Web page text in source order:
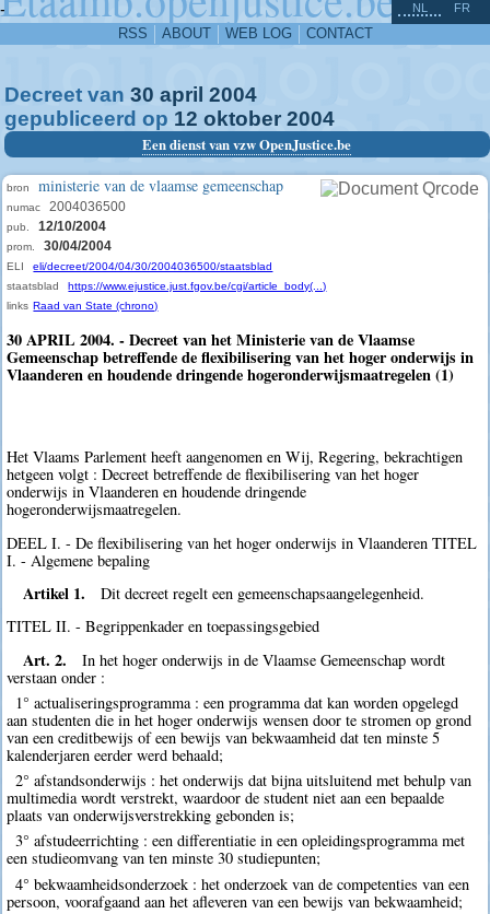
-
RSS ABOUT WEB LOG CONTACT
NL FR
Decreet van 30 april 2004
gepubliceerd op 12 oktober 2004
Een dienst van vzw OpenJustice.be
bron ministerie van de vlaamse gemeenschap
numac 2004036500
pub. 12/10/2004
prom. 30/04/2004
ELI
eli/decreet/2004/04/30/2004036500/staatsblad
staatsblad
https://www.ejustice.just.fgov.be/cgi/article_body(...)
links Raad van State (chrono)
30 APRIL 2004. - Decreet van het Ministerie van de Vlaamse
Gemeenschap betreffende de flexibilisering van het hoger onderwijs in
Vlaanderen en houdende dringende hogeronderwijsmaatregelen (1)
Het Vlaams Parlement heeft aangenomen en Wij, Regering, bekrachtigen
hetgeen volgt : Decreet betreffende de flexibilisering van het hoger
onderwijs in Vlaanderen en houdende dringende
hogeronderwijsmaatregelen.
DEEL I. - De flexibilisering van het hoger onderwijs in Vlaanderen TITEL
I. - Algemene bepaling
Artikel 1.
Dit decreet regelt een gemeenschapsaangelegenheid.
TITEL II. - Begrippenkader en toepassingsgebied
Art. 2.
In het hoger onderwijs in de Vlaamse Gemeenschap wordt
verstaan onder :
1° actualiseringsprogramma : een programma dat kan worden opgelegd
aan studenten die in het hoger onderwijs wensen door te stromen op grond
van een creditbewijs of een bewijs van bekwaamheid dat ten minste 5
kalenderjaren eerder werd behaald;
2° afstandsonderwijs : het onderwijs dat bijna uitsluitend met behulp van
multimedia wordt verstrekt, waardoor de student niet aan een bepaalde
plaats van onderwijsverstrekking gebonden is;
3° afstudeerrichting : een differentiatie in een opleidingsprogramma met
een studieomvang van ten minste 30 studiepunten;
4° bekwaamheidsonderzoek : het onderzoek van de competenties van een
persoon, voorafgaand aan het afleveren van een bewijs van bekwaamheid;
^